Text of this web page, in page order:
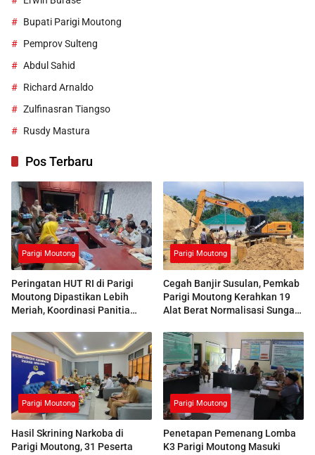
Bupati Parigi Moutong
Pemprov Sulteng
Abdul Sahid
Richard Arnaldo
Zulfinasran Tiangso
Rusdy Mastura
Pos Terbaru
Parigi Moutong
Peringatan HUT RI di Parigi
Moutong Dipastikan Lebih
Meriah, Koordinasi Panitia
Parigi Moutong
Cegah Banjir Susulan, Pemkab
Parigi Moutong Kerahkan 19
Alat Berat Normalisasi Sungai
Parigi Moutong
Hasil Skrining Narkoba di
Parigi Moutong, 31 Peserta
Parigi Moutong
Penetapan Pemenang Lomba
K3 Parigi Moutong Masuki